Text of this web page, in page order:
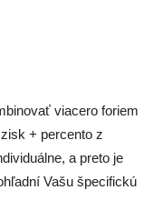
viacero foriem
+ percento z
a preto je
Vašu špecifickú